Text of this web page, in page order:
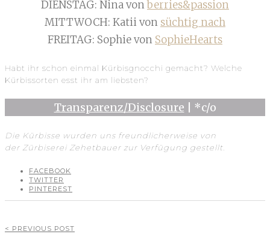
DIENSTAG: Nina vonberries&passion
MITTWOCH: Katii von süchtig nach
FREITAG: Sophie von SophieHearts
Habt ihr schon einmal Kürbisgnocchi gemacht? Welche
Kürbissorten esst ihr am liebsten?
Transparenz/Disclosure | *c/o
Die Kürbisse wurden uns freundlicherweise von
der Zürbiserei Zehetbauer zur Verfügung gestellt.
FACEBOOK
TWITTER
PINTEREST
< PREVIOUS POST